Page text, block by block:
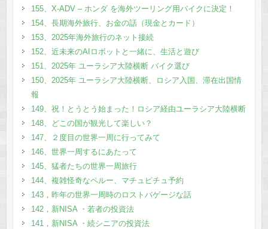
155、X-ADV – ホンダ を海外ツーリング用バイクに決定！
154、長期海外旅行、お金の話（現金とカード）
153、2025年海外旅行のネット接続
152、近未来のAIロボットと一緒に、生活と遊び
151、2025年 ユーラシア大陸横断 バイク選び
150、2025年 ユーラシア大陸横断、ロシア入国、滞在出国情
報
149、祝！とうとう始まった！ロシア経由ユーラシア大陸横断
148、どこの国が観光して楽しい？
147、２度目の世界一周に行ってみて
146、世界一周するにあたって
145、猛者たちの世界一周旅行
144、複雑怪奇なペルー、マチュピチュ予約
143，昨年の世界一周時のロストバゲージな話
142，新NISA ・若者の投資法
141，新NISA ・続シニアの投資法